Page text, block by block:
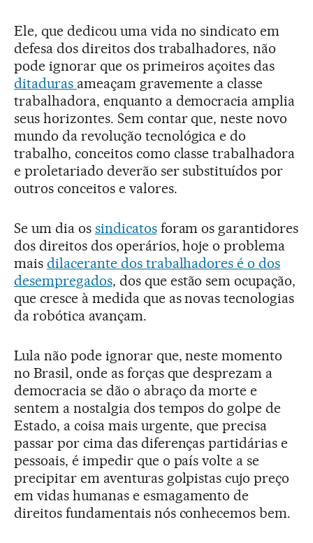
Ele, que dedicou uma vida no sindicato em
defesa dos direitos dos trabalhadores, não
pode ignorar que os primeiros açoites das
ditaduras ameaçam gravemente a classe
trabalhadora, enquanto a democracia amplia
seus horizontes. Sem contar que, neste novo
mundo da revolução tecnológica e do
trabalho, conceitos como classe trabalhadora
e proletariado deverão ser substituídos por
outros conceitos e valores.
Se um dia os sindicatosforam os garantidores
dos direitos dos operários, hoje o problema
mais dilacerante dos trabalhadores é o dos
desempregados, dos que estão sem ocupação,
que cresce à medida que as novas tecnologias
da robótica avançam.
Lula não pode ignorar que, neste momento
no Brasil, onde as forças que desprezam a
democracia se dão o abraço da morte e
sentem a nostalgia dos tempos do golpe de
Estado, a coisa mais urgente, que precisa
passar por cima das diferenças partidárias e
pessoais, é impedir que o país volte a se
precipitar em aventuras golpistas cujo preço
em vidas humanas e esmagamento de
direitos fundamentais nós conhecemos bem.